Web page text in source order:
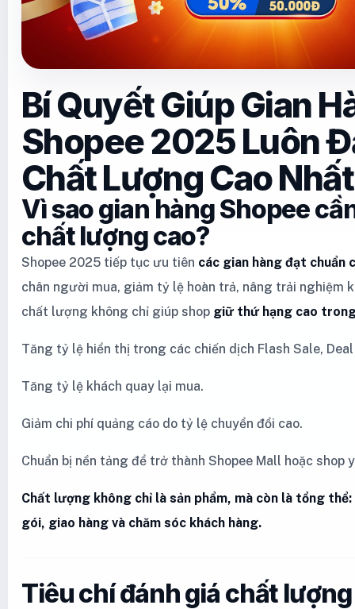
Bí Quyết Giúp Gian
Shopee 2025 Luôn
Chất Lượng Cao Nhất
Vì sao gian hàng Shopee
chất lượng cao?
Shopee 2025 tiếp tục ưu tiên các gian hàng đạt chuẩn
chân người mua, giảm tỷ lệ hoàn trả, nâng trải nghiệm
chất lượng không chỉ giúp shop giữ thứ hạng cao
Tăng tỷ lệ hiển thị trong các chiến dịch Flash Sale,
Tăng tỷ lệ khách quay lại mua.
Giảm chi phí quảng cáo do tỷ lệ chuyển đổi cao.
Chuẩn bị nền tảng để trở thành Shopee Mall hoặc shop
Chất lượng không chỉ là sản phẩm, mà còn là tổng
gói, giao hàng và chăm sóc khách hàng.
Tiêu chí đánh giá chất